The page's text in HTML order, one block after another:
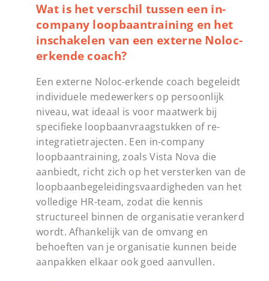
Wat is het verschil tussen een in-
company loopbaantraining en het
inschakelen van een externe Noloc-
erkende coach?
Een externe Noloc-erkende coach begeleidt
individuele medewerkers op persoonlijk
niveau, wat ideaal is voor maatwerk bij
specifieke loopbaanvraagstukken of re-
integratietrajecten. Een in-company
loopbaantraining, zoals Vista Nova die
aanbiedt, richt zich op het versterken van de
loopbaanbegeleidingsvaardigheden van het
volledige HR-team, zodat die kennis
structureel binnen de organisatie verankerd
wordt. Afhankelijk van de omvang en
behoeften van je organisatie kunnen beide
aanpakken elkaar ook goed aanvullen.